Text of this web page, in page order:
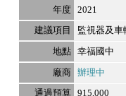
2021
監視器及
幸福國中
辦理中
915,000